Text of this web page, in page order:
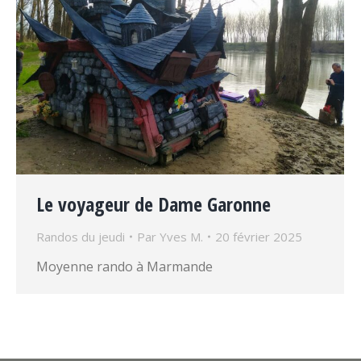
Le voyageur de Dame Garonne
Randos du jeudi Par Yves M. 20 février 2025
Moyenne rando à Marmande